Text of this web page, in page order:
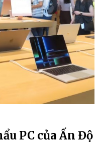
PC của Ấn Độ